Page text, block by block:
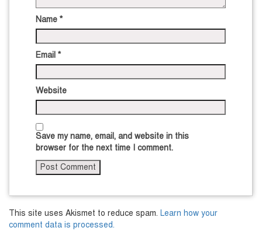
Name *
Email *
Website
Save my name, email, and website in this
browser for the next time I comment.
This site uses Akismet to reduce spam. Learn how your
comment data is processed.